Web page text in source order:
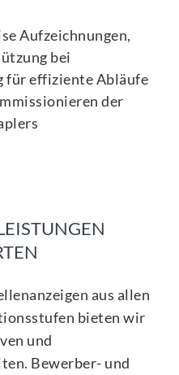
Aufzeichnungen,
bei
für effiziente Abläufe
der
aus allen
bieten wir
und
Bewerber- und